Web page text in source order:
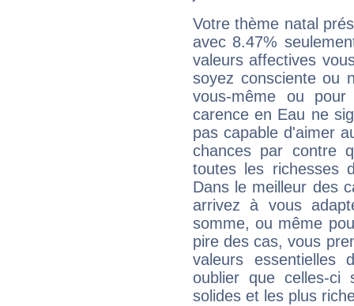
Votre thème natal
avec 8.47%
valeurs affectives
soyez consciente ou
vous-même ou
carence en Eau ne
pas capable d'aimer
chances par contre
toutes les richesses
Dans le meilleur des
arrivez à vous
somme, ou même
pire des cas, vous
valeurs
oublier que celles-
solides et les plus